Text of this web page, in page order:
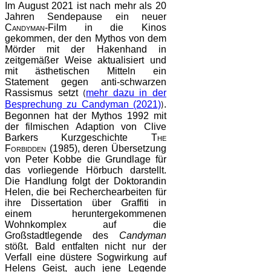
Im August 2021 ist nach mehr als 20
Jahren Sendepause ein neuer
Candyman-Film in die Kinos
gekommen, der den Mythos von dem
Mörder mit der Hakenhand in
zeitgemäßer Weise aktualisiert und
mit ästhetischen Mitteln ein
Statement gegen anti-schwarzen
Rassismus setzt (mehr dazu in der
Besprechung zu Candyman (2021)).
Begonnen hat der Mythos 1992 mit
der filmischen Adaption von Clive
Barkers Kurzgeschichte The
Forbidden (1985), deren Übersetzung
von Peter Kobbe die Grundlage für
das vorliegende Hörbuch darstellt.
Die Handlung folgt der Doktorandin
Helen, die bei Recherchearbeiten für
ihre Dissertation über Graffiti in
einem heruntergekommenen
Wohnkomplex auf die
Großstadtlegende des Candyman
stößt. Bald entfalten nicht nur der
Verfall eine düstere Sogwirkung auf
Helens Geist, auch jene Legende